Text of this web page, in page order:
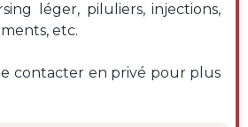
léger, piluliers, injections,
etc.
contacter en privé pour plus